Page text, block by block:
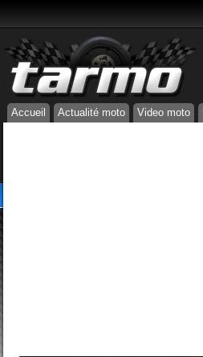
Accueil Actualité moto Video moto